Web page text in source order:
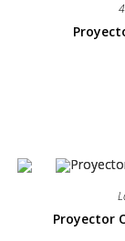
Proyector